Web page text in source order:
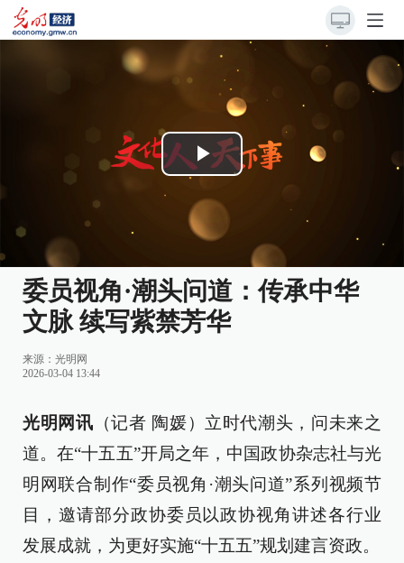
Play
Video
委员视角·潮头问道：传承中华
文脉 续写紫禁芳华
来源： 光明网
2026-03-04 13:44
光明网讯 （记者 陶媛）立时代潮头，问未来之
道。在“十五五”开局之年，中国政协杂志社与光
明网联合制作“委员视角·潮头问道”系列视频节
目，邀请部分政协委员以政协视角讲述各行业
发展成就，为更好实施“十五五”规划建言资政。